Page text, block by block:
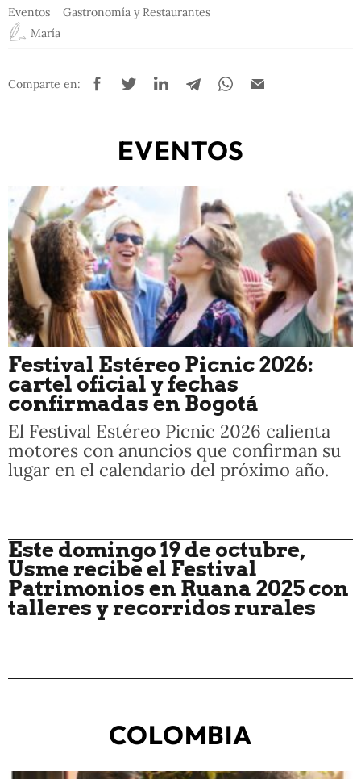
Eventos
Gastronomía y Restaurantes
María
Comparte en:
EVENTOS
Festival Estéreo Picnic 2026:
cartel oficial y fechas
confirmadas en Bogotá
El Festival Estéreo Picnic 2026 calienta
motores con anuncios que confirman su
lugar en el calendario del próximo año.
Este domingo 19 de octubre,
Usme recibe el Festival
Patrimonios en Ruana 2025 con
talleres y recorridos rurales
COLOMBIA